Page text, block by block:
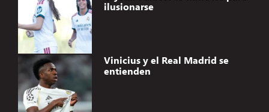
ilusionarse
Vinicius y el Real Madrid se
entienden